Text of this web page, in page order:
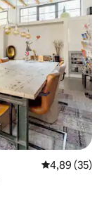
Gemiddelde
4,89 (35)